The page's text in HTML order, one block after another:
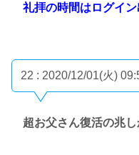
礼拝の時間はログイ
22 : 2020/12/01(火)
超お父さん復活の兆